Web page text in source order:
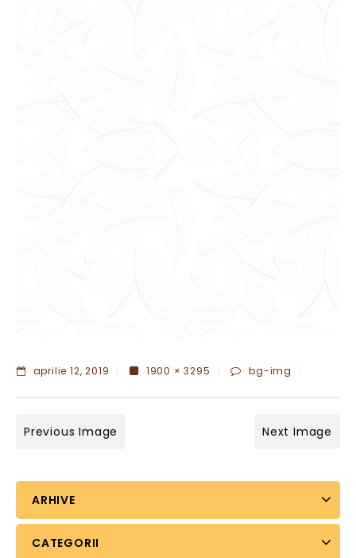
aprilie 12, 2019 1900 × 3295 bg-img
Previous Image Next Image
ARHIVE
CATEGORII